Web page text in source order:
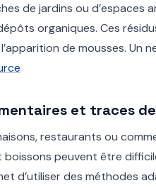
de jardins ou d’espaces
organiques. Ces
de mousses. Un
et traces
restaurants ou
boissons peuvent être
d’utiliser des méthodes